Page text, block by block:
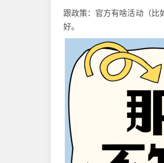
跟政策：官方有啥活动（比
好。